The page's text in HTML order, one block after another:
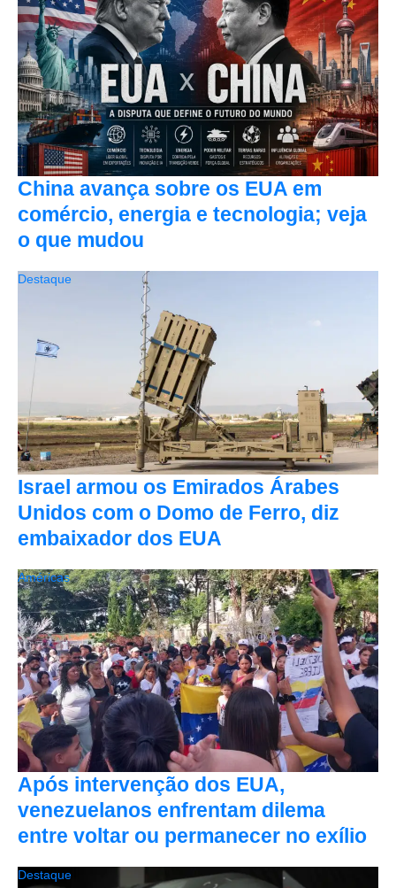
China avança sobre os EUA em
comércio, energia e tecnologia; veja
o que mudou
Israel armou os Emirados Árabes
Unidos com o Domo de Ferro, diz
embaixador dos EUA
Destaque
Após intervenção dos EUA,
venezuelanos enfrentam dilema
entre voltar ou permanecer no exílio
Américas
Destaque